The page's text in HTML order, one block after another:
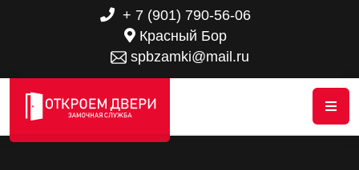
+ 7 (901) 790-56-06
Красный Бор
spbzamki@mail.ru